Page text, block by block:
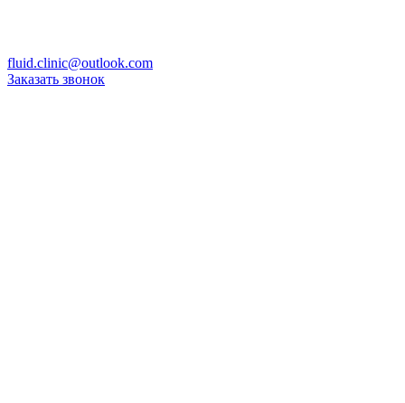
fluid.clinic@outlook.com
Заказать звонок